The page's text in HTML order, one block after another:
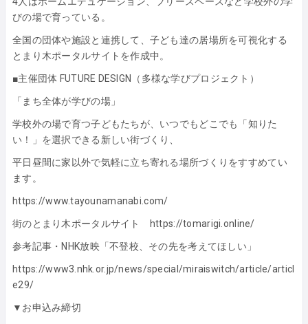
びの場で育っている。
全国の団体や施設と連携して、子ども達の居場所を可視化する
とまり木ポータルサイトを作成中。
■主催団体 FUTURE DESIGN（多様な学びプロジェクト）
「まち全体が学びの場」
学校外の場で育つ子どもたちが、いつでもどこでも「知りた
い！」を選択できる新しい街づくり、
平日昼間に家以外で気軽に立ち寄れる場所づくりをすすめてい
ます。
https://www.tayounamanabi.com/
街のとまり木ポータルサイト https://tomarigi.online/
参考記事・NHK放映「不登校、その先を考えてほしい」
https://www3.nhk.or.jp/news/special/miraiswitch/article/articl
e29/
▼お申込み締切